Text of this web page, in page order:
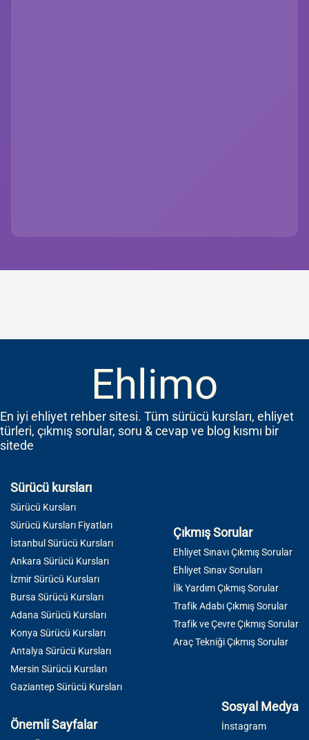
Ehlimo
En iyi ehliyet rehber sitesi. Tüm sürücü kursları, ehliyet
türleri, çıkmış sorular, soru & cevap ve blog kısmı bir
sitede
Sürücü kursları
Sürücü Kursları
Sürücü Kursları Fiyatları
İstanbul Sürücü Kursları
Ankara Sürücü Kursları
İzmir Sürücü Kursları
Bursa Sürücü Kursları
Adana Sürücü Kursları
Konya Sürücü Kursları
Antalya Sürücü Kursları
Mersin Sürücü Kursları
Gaziantep Sürücü Kursları
Çıkmış Sorular
Ehliyet Sınavı Çıkmış Sorular
Ehliyet Sınav Soruları
İlk Yardım Çıkmış Sorular
Trafik Adabı Çıkmış Sorular
Trafik ve Çevre Çıkmış Sorular
Araç Tekniği Çıkmış Sorular
Önemli Sayfalar
Sosyal Medya
İnstagram